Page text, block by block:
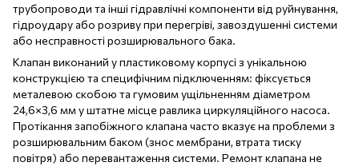
трубопроводи та інші гідравлічні компоненти від руйнування,
гідроудару або розриву при перегріві, завоздушенні системи
або несправності розширювального бака.
Клапан виконаний у пластиковому корпусі з унікальною
конструкцією та специфічним підключенням: фіксується
металевою скобою та гумовим ущільненням діаметром
24,6×3,6 мм у штатне місце равлика циркуляційного насоса.
Протікання запобіжного клапана часто вказує на проблеми з
розширювальним баком (знос мембрани, втрата тиску
повітря) або перевантаження системи. Ремонт клапана не